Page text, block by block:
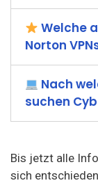
Welche
Norton
Nach
suchen
Bis jetzt alle
sich